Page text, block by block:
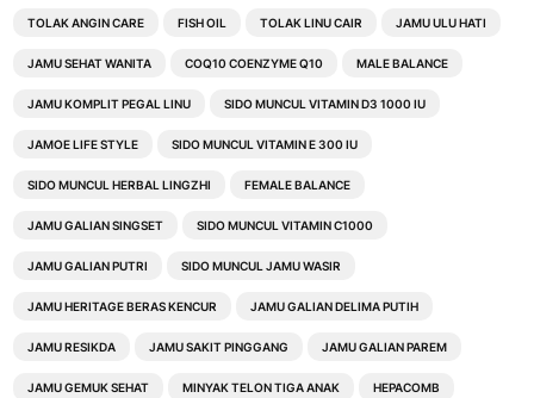
TOLAK ANGIN CARE FISH OIL TOLAK LINU CAIR JAMU ULU HATI
JAMU SEHAT WANITA COQ10 COENZYME Q10 MALE BALANCE
JAMU KOMPLIT PEGAL LINU SIDO MUNCUL VITAMIN D3 1000 IU
JAMOE LIFE STYLE SIDO MUNCUL VITAMIN E 300 IU
SIDO MUNCUL HERBAL LINGZHI FEMALE BALANCE
JAMU GALIAN SINGSET SIDO MUNCUL VITAMIN C1000
JAMU GALIAN PUTRI SIDO MUNCUL JAMU WASIR
JAMU HERITAGE BERAS KENCUR JAMU GALIAN DELIMA PUTIH
JAMU RESIKDA JAMU SAKIT PINGGANG JAMU GALIAN PAREM
JAMU GEMUK SEHAT MINYAK TELON TIGA ANAK HEPACOMB